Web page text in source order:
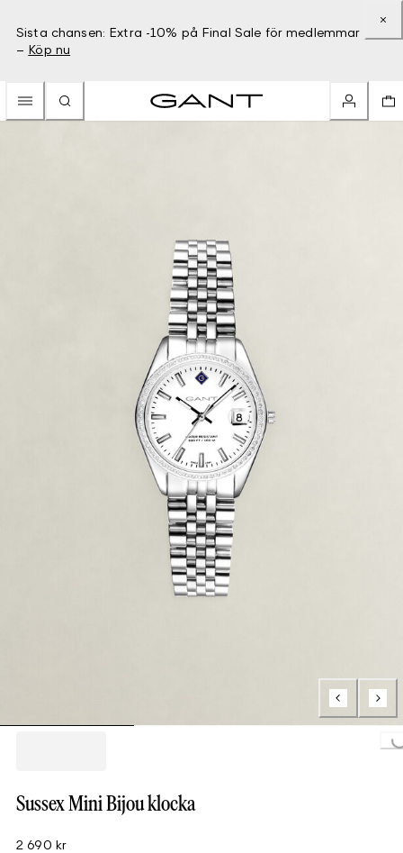
Sista chansen: Extra -10% på Final Sale för medlemmar
– Köp nu
Sussex Mini Bijou klocka
2 690 kr